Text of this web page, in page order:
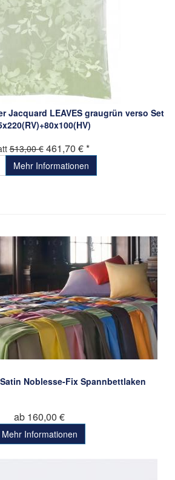
Jacquard LEAVES graugrün verso Set
513,00 € 461,70 € *
Mehr Informationen
Satin Noblesse-Fix Spannbettlaken
ab 160,00 €
Mehr Informationen